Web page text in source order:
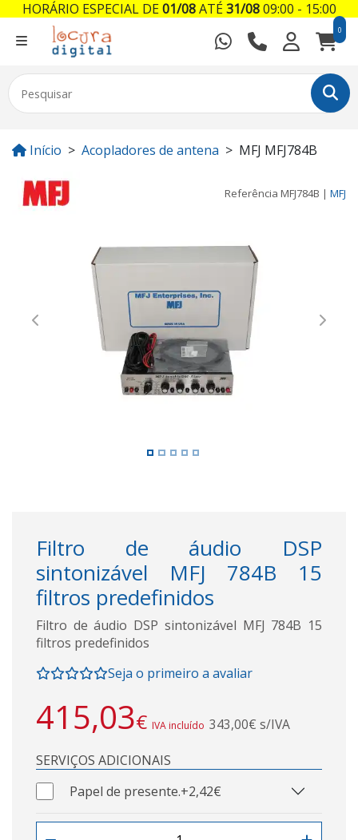
0
Início Acopladores de antena MFJ MFJ784B
Referência MFJ784B | MFJ
Previous Next
Filtro de áudio DSP
sintonizável MFJ 784B 15
filtros predefinidos
Filtro de áudio DSP sintonizável MFJ 784B 15
filtros predefinidos
Seja o primeiro a avaliar
415,03€ IVA incluído 343,00€ s/IVA
SERVIÇOS ADICIONAIS
Papel de presente.+2,42€
HORÁRIO ESPECIAL DE01/08ATÉ31/0809:00 - 15:00